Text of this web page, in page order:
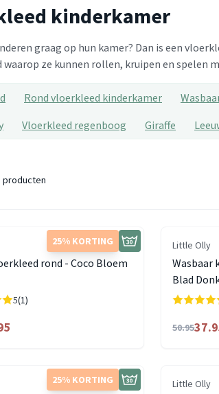
kinderkamer
graag op hun kamer? Dan is een
ze kunnen rollen, kruipen en spelen
Rond vloerkleed kinderkamer
Vloerkleed regenboog Giraffe
producten
25% KORTING
rond - Coco Bloem
5(1)
Little Olly
Wasbaar
Blad
50.95
25% KORTING Little Olly